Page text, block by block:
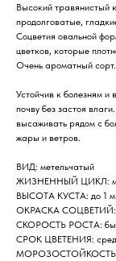
Высокий травянистый
продолговатые,
Соцветия овальной
цветков, которые
Очень ароматный сорт.
Устойчив к болезням
почву без застоя
высаживать рядом с
жары и ветров.
ВИД: метельчатый
ЖИЗНЕННЫЙ ЦИКЛ:
ВЫСОТА КУСТА: до 1 м.
ОКРАСКА СОЦВЕТИЙ:
СКОРОСТЬ РОСТА:
СРОК ЦВЕТЕНИЯ:
МОРОЗОСТОЙКОСТЬ: